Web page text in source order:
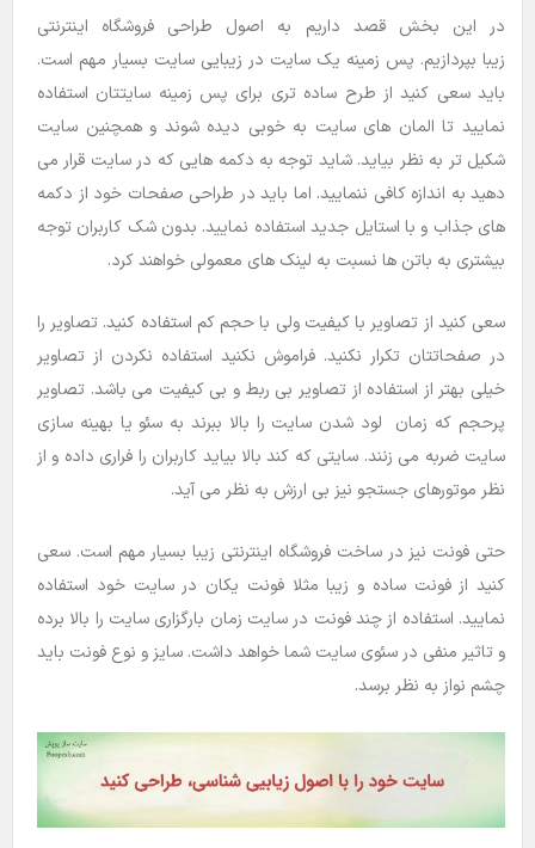
در این بخش قصد داریم به اصول طراحی فروشگاه اینترنتی
زیبا بپردازیم. پس زمینه یک سایت در زیبایی سایت بسیار مهم است.
باید سعی کنید از طرح ساده تری برای پس زمینه سایتتان استفاده
نمایید تا المان های سایت به خوبی دیده شوند و همچنین سایت
شکیل تر به نظر بیاید. شاید توجه به دکمه هایی که در سایت قرار می
دهید به اندازه کافی ننمایید. اما باید در طراحی صفحات خود از دکمه
های جذاب و با استایل جدید استفاده نمایید. بدون شک کاربران توجه
بیشتری به باتن ها نسبت به لینک های معمولی خواهند کرد.
سعی کنید از تصاویر با کیفیت ولی با حجم کم استفاده کنید. تصاویر را
در صفحاتتان تکرار نکنید. فراموش نکنید استفاده نکردن از تصاویر
خیلی بهتر از استفاده از تصاویر بی ربط و بی کیفیت می باشد. تصاویر
پرحجم که زمان لود شدن سایت را بالا ببرند به سئو یا بهینه سازی
سایت ضربه می زنند. سایتی که کند بالا بیاید کاربران را فراری داده و از
نظر موتورهای جستجو نیز بی ارزش به نظر می آید.
حتی فونت نیز در ساخت فروشگاه اینترنتی زیبا بسیار مهم است. سعی
کنید از فونت ساده و زیبا مثلا فونت یکان در سایت خود استفاده
نمایید. استفاده از چند فونت در سایت زمان بارگزاری سایت را بالا برده
و تاثیر منفی در سئوی سایت شما خواهد داشت. سایز و نوع فونت باید
چشم نواز به نظر برسد.